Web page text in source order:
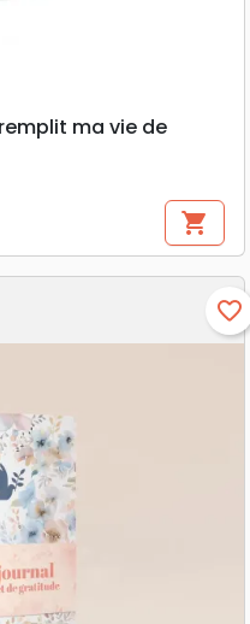
ma vie de
shopping_cart
favorite_border